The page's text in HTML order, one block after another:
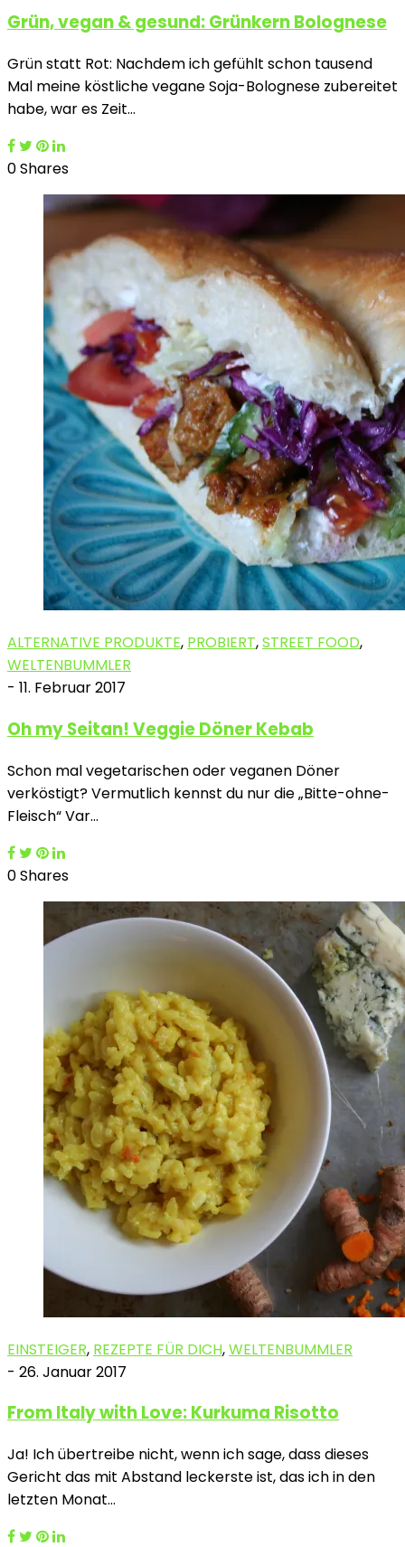
Grün, vegan & gesund: Grünkern Bolognese
Grün statt Rot: Nachdem ich gefühlt schon tausend
Mal meine köstliche vegane Soja-Bolognese zubereitet
habe, war es Zeit…
0 Shares
ALTERNATIVE PRODUKTE, PROBIERT,STREET FOOD,
WELTENBUMMLER
- 11. Februar 2017
Oh my Seitan! Veggie Döner Kebab
Schon mal vegetarischen oder veganen Döner
verköstigt? Vermutlich kennst du nur die „Bitte-ohne-
Fleisch“ Var…
0 Shares
EINSTEIGER, REZEPTE FÜR DICH,WELTENBUMMLER
- 26. Januar 2017
From Italy with Love: Kurkuma Risotto
Ja! Ich übertreibe nicht, wenn ich sage, dass dieses
Gericht das mit Abstand leckerste ist, das ich in den
letzten Monat…